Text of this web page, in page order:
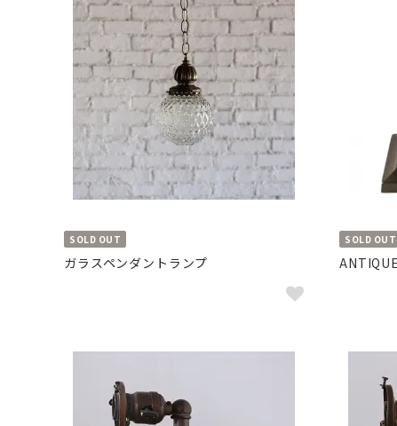
SOLD OUT
ガラスペンダントランプ
SOLD OUT